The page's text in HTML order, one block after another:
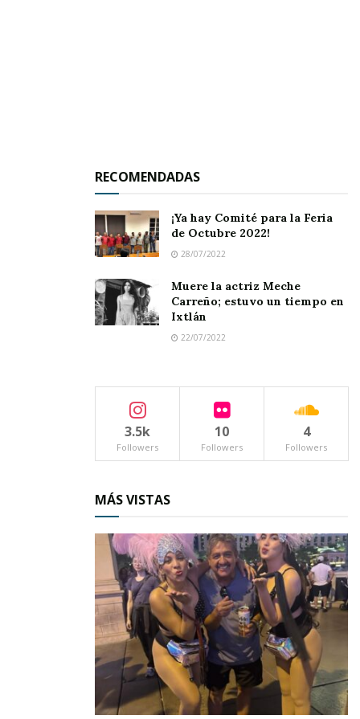
Fiscalía General del Estado
RECOMENDADAS
¡Ya hay Comité para la Feria
de Octubre 2022!
28/07/2022
Muere la actriz Meche
Carreño; estuvo un tiempo en
Ixtlán
22/07/2022
3.5k
Followers
10
Followers
4
Followers
MÁS VISTAS